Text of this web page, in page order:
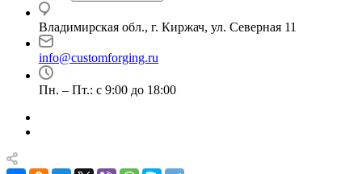
Владимирская обл., г. Киржач, ул. Северная 11
info@customforging.ru
Пн. – Пт.: с 9:00 до 18:00